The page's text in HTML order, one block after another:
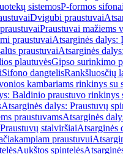
sistemosP-formos sifonai
Dvigubi praustuvai
Praustuvai mažiems
praustuvaiAtsarginės dalys:
praustuvaiAtsarginės
plautuvėsGipso surinkimo
Sifono dangtelisRankšluosčių
kambariams rinkinys su
Baldinio praustuvo rinkinys
Atsarginės dalys: Praustuvų
praustuvamsAtsarginės
Praustuvų stalviršiaiAtsarginės
praustuvui
Aukštos spintelės